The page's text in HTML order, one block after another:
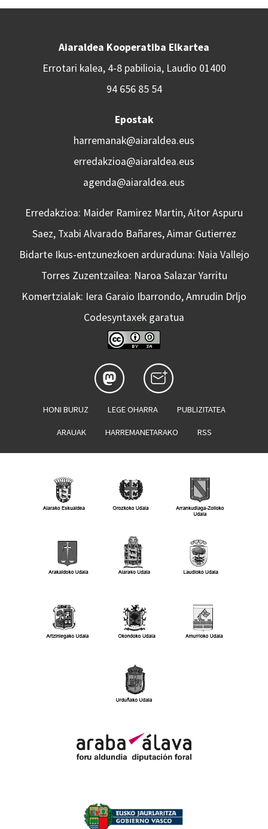
Aiaraldea Kooperatiba Elkartea
Errotari kalea, 4-8 pabilioia, Laudio 01400
94 656 85 54
Epostak
harremanak@aiaraldea.eus
erredakzioa@aiaraldea.eus
agenda@aiaraldea.eus
Erredakzioa: Maider Ramirez Martin, Aitor Aspuru
Saez, Txabi Alvarado Bañares, Aimar Gutierrez
Bidarte Ikus-entzunezkoen arduraduna: Naia Vallejo
Torres Zuzentzailea: Naroa Salazar Yarritu
Komertzialak: Iera Garaio Ibarrondo, Amrudin Drljo
Codesyntaxek garatua
HONI BURUZ LEGE OHARRA PUBLIZITATEA
ARAUAK HARREMANETARAKO RSS